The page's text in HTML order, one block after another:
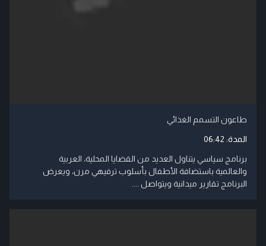
طاعون التسمم الغذائي
المدة: 06:42
برنامج سياسي يتناول العديد من القضايا المحلية، العربية
والعالمية باستضافة الأطفال بأسلوب ترفيهي مرن، ويعرض
البرنامج تقارير ميدانية ويتواصل ....